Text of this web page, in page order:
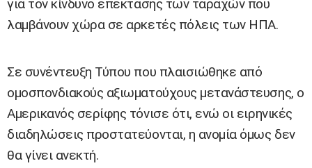
για τον κίνδυνο επέκτασης των ταραχών που
λαμβάνουν χώρα σε αρκετές πόλεις των ΗΠΑ.
Σε συνέντευξη Τύπου που πλαισιώθηκε από
ομοσπονδιακούς αξιωματούχους μετανάστευσης, ο
Αμερικανός σερίφης τόνισε ότι, ενώ οι ειρηνικές
διαδηλώσεις προστατεύονται, η ανομία όμως δεν
θα γίνει ανεκτή.